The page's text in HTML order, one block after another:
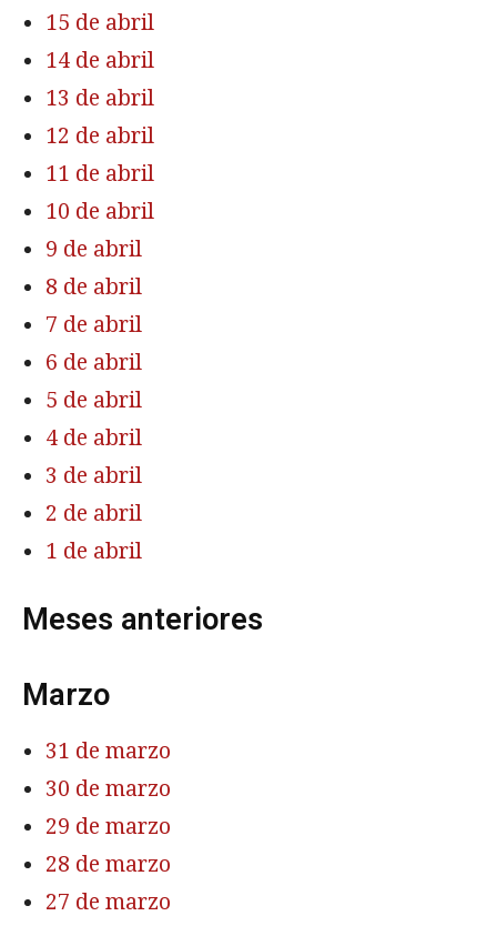
15 de abril
14 de abril
13 de abril
12 de abril
11 de abril
10 de abril
9 de abril
8 de abril
7 de abril
6 de abril
5 de abril
4 de abril
3 de abril
2 de abril
1 de abril
Meses anteriores
Marzo
31 de marzo
30 de marzo
29 de marzo
28 de marzo
27 de marzo